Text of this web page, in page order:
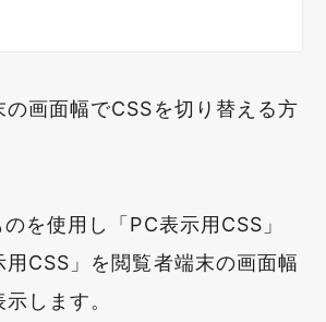
の画面幅でCSSを切り替える方
を使用し「PC表示用CSS」
用CSS」を閲覧者端末の画面幅
します。